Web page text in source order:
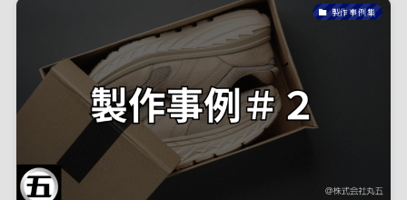
製作事例集